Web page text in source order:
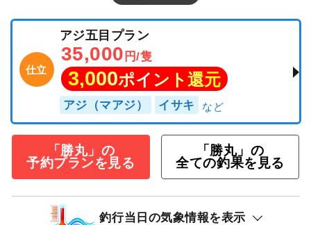
仕立
アジ五目プラン
35,000 円/隻
3,000ポイント還元
アジ（マアジ） イサキ
「勝丸」の
予約プランを見る
「勝丸」の
全ての釣果を見る
釣行当日の気象情報を表示